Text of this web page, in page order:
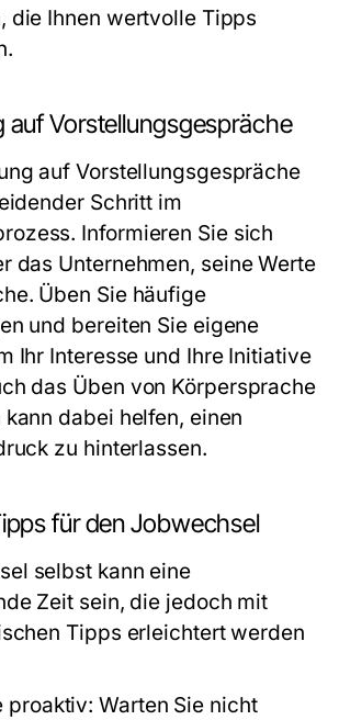
die Ihnen wertvolle Tipps
auf Vorstellungsgespräche
auf Vorstellungsgespräche
Schritt im
Informieren Sie sich
das Unternehmen, seine Werte
Üben Sie häufige
und bereiten Sie eigene
Ihr Interesse und Ihre Initiative
das Üben von Körpersprache
dabei helfen, einen
zu hinterlassen.
für den Jobwechsel
selbst kann eine
Zeit sein, die jedoch mit
Tipps erleichtert werden
proaktiv: Warten Sie nicht